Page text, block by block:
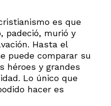
es que
padeció, murió y
Hasta el
puede comparar su
héroes y grandes
Lo único que
hacer es